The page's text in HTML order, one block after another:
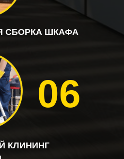
СБОРКА ШКАФА
КЛИНИНГ
06